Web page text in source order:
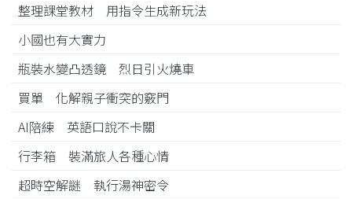
整理課堂教材 用指令生成新玩法
小國也有大實力
瓶裝水變凸透鏡 烈日引火燒車
買單 化解親子衝突的竅門
AI陪練 英語口說不卡關
行李箱 裝滿旅人各種心情
超時空解謎 執行湯神密令